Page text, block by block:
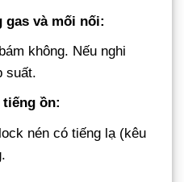
và mối nối:
không. Nếu nghi
suất.
tiếng ồn:
nén có tiếng lạ (kêu